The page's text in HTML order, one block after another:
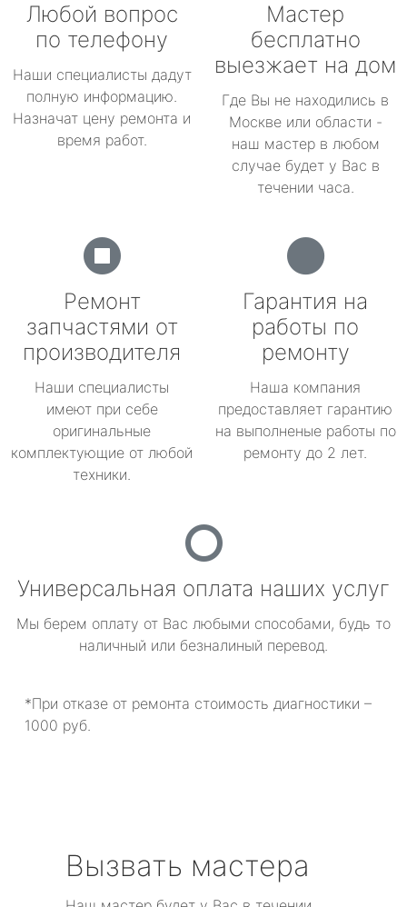
Любой вопрос
по телефону
Наши специалисты дадут
полную информацию.
Назначат цену ремонта и
время работ.
Мастер
бесплатно
выезжает на дом
Где Вы не находились в
Москве или области -
наш мастер в любом
случае будет у Вас в
течении часа.
Ремонт
запчастями от
производителя
Наши специалисты
имеют при себе
оригинальные
комплектующие от любой
техники.
Гарантия на
работы по
ремонту
Наша компания
предоставляет гарантию
на выполненые работы по
ремонту до 2 лет.
Универсальная оплата наших услуг
Мы берем оплату от Вас любыми способами, будь то
наличный или безналиный перевод.
*При отказе от ремонта стоимость диагностики –
1000 руб.
Вызвать мастера